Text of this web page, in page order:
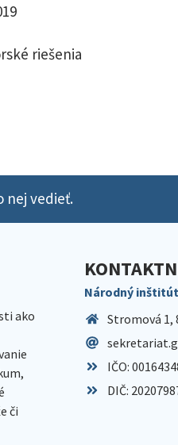
riešenia
nej vedieť.
ako
či
Národný
Stromová 1,
IČO:
DIČ: